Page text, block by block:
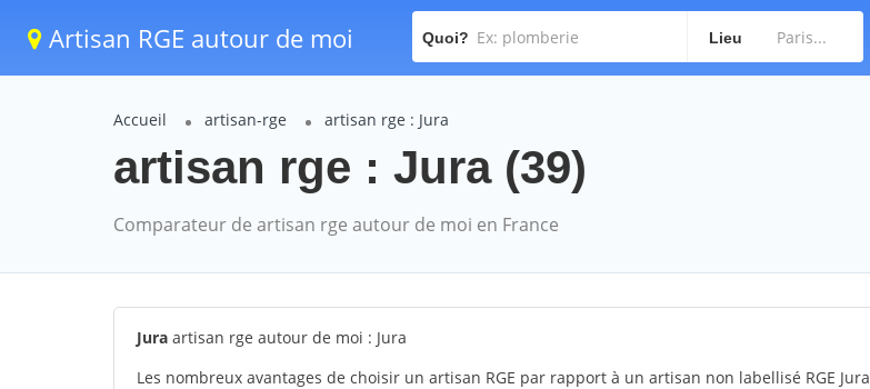
Artisan RGE autour de moi Quoi? Lieu
Accueil artisan-rge artisan rge : Jura
artisan rge : Jura (39)
Comparateur de artisan rge autour de moi en France
Jura artisan rge autour de moi : Jura
Les nombreux avantages de choisir un artisan RGE par rapport à un artisan non labellisé RGE Jura